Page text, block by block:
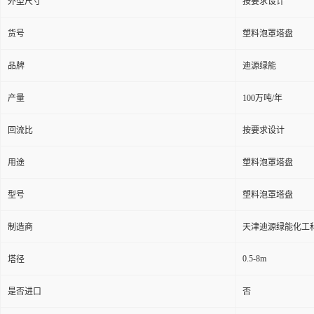
货号 塑料泡罩塔盘
品牌 迪源绿能
产量 100万吨/年
回流比 按要求设计
用途 塑料泡罩塔盘
型号 塑料泡罩塔盘
制造商 天津迪源绿能化工
塔径 0.5-8m
是否进口 否